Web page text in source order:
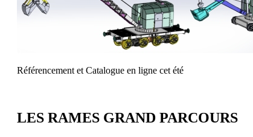
Référencement et Catalogue en ligne cet été
LES RAMES GRAND PARCOURS